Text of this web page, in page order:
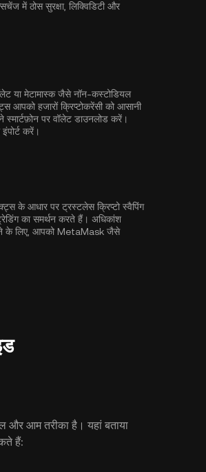
में ठोस सुरक्षा, लिक्विडिटी और
या मेटामास्क जैसे नॉन-कस्टोडियल
हजारों क्रिप्टोकरेंसी को आसानी
पर वॉलेट डाउनलोड करें।
करें।
के आधार पर ट्रस्टलेस क्रिप्टो स्वैपिंग
का समर्थन करते हैं। अधिकांश
के लिए, आपको MetaMask जैसे
आम तरीका है। यहां बताया
हैं: